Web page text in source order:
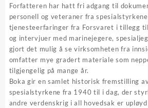
Forfatteren har hatt fri adgang til
personell og veteraner fra
tjenesteerfaringer fra Forsvaret i tillegg
og intervjuer med marinejegere,
gjort det mulig å se virksomheten fra
omfatter mye gradert materiale som
tilgjengelig på mange år.
Boka gir en samlet historisk fremstilling
spesialstyrkene fra 1940 til i dag, der
andre verdenskrig i all hovedsak er